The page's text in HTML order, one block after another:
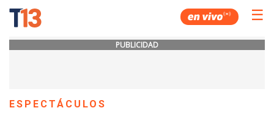
☰
PUBLICIDAD
ESPECTÁCULOS